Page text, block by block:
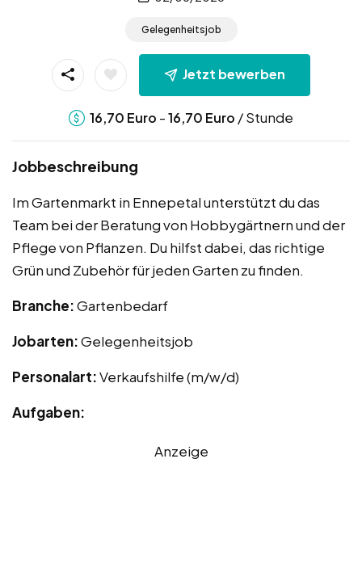
Gelegenheitsjob
Jetzt bewerben
16,70 Euro -16,70 Euro / Stunde
Jobbeschreibung
Im Gartenmarkt in Ennepetal unterstützt du das
Team bei der Beratung von Hobbygärtnern und der
Pflege von Pflanzen. Du hilfst dabei, das richtige
Grün und Zubehör für jeden Garten zu finden.
Branche:Gartenbedarf
Jobarten:Gelegenheitsjob
Personalart:Verkaufshilfe (m/w/d)
Aufgaben:
Anzeige